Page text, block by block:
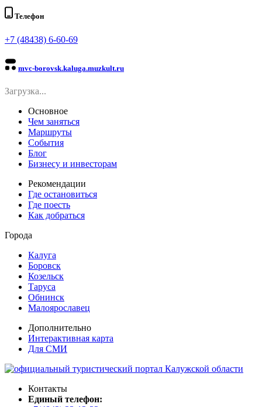
Телефон
+7 (48438) 6-60-69
mvc-borovsk.kaluga.muzkult.ru
Загрузка...
Основное
Чем заняться
Маршруты
События
Блог
Бизнесу и инвесторам
Рекомендации
Где остановиться
Где поесть
Как добраться
Города
Калуга
Боровск
Козельск
Таруса
Обнинск
Малоярославец
Дополнительно
Интерактивная карта
Для СМИ
Контакты
Единый телефон: